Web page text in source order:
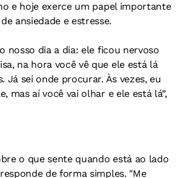
e hoje exerce um papel importante
ansiedade e estresse.
nosso dia a dia: ele ficou nervoso
na hora você vê que ele está lá
Já sei onde procurar. Às vezes, eu
mas aí você vai olhar e ele está lá”,
o que sente quando está ao lado
de forma simples. "Me